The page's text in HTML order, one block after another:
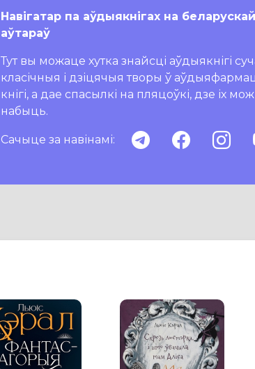
Навігатар па аўдыякнігах на
аўтараў
Тут вы можаце хутка знайсці аўдыякнігі
класічныя і дзіцячыя творы ў
кнігі, а дае спасылкі на пляцоўкі, дзе іх
набыць.
Сачыце за навінамі: